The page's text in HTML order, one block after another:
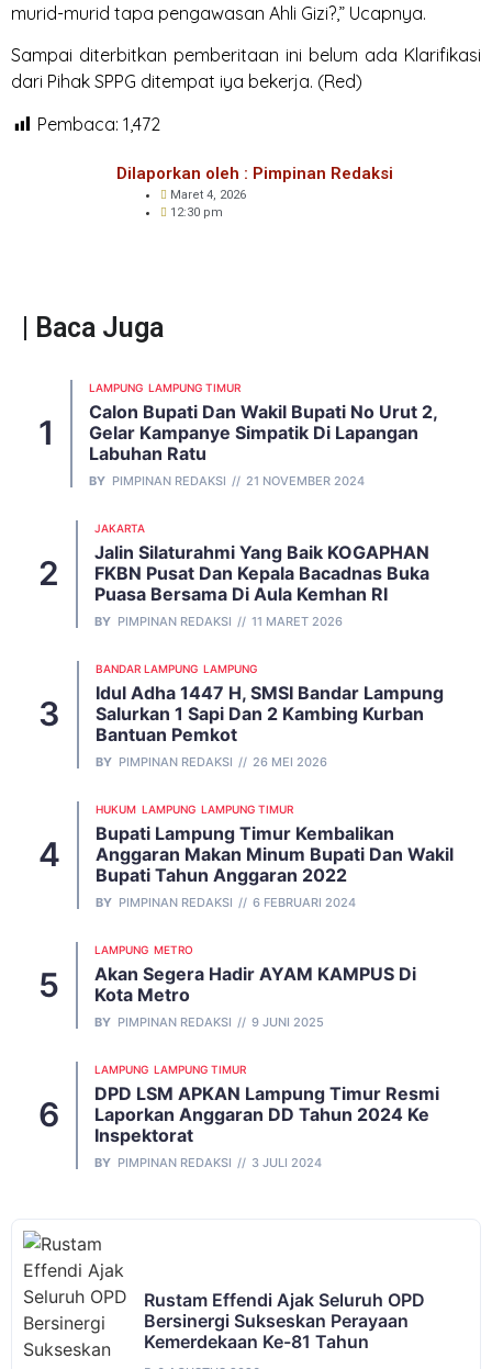
murid-murid tapa pengawasan Ahli Gizi?,” Ucapnya.
Sampai diterbitkan pemberitaan ini belum ada Klarifikasi
dari Pihak SPPG ditempat iya bekerja. (Red)
Pembaca: 1,472
Dilaporkan oleh : Pimpinan Redaksi
Maret 4, 2026
12:30 pm
| Baca Juga
LAMPUNG LAMPUNG TIMUR
Calon Bupati Dan Wakil Bupati No Urut 2,
Gelar Kampanye Simpatik Di Lapangan
Labuhan Ratu
BY PIMPINAN REDAKSI 21 NOVEMBER 2024
JAKARTA
Jalin Silaturahmi Yang Baik KOGAPHAN
FKBN Pusat Dan Kepala Bacadnas Buka
Puasa Bersama Di Aula Kemhan RI
BY PIMPINAN REDAKSI 11 MARET 2026
BANDAR LAMPUNG LAMPUNG
Idul Adha 1447 H, SMSI Bandar Lampung
Salurkan 1 Sapi Dan 2 Kambing Kurban
Bantuan Pemkot
BY PIMPINAN REDAKSI 26 MEI 2026
HUKUM LAMPUNG LAMPUNG TIMUR
Bupati Lampung Timur Kembalikan
Anggaran Makan Minum Bupati Dan Wakil
Bupati Tahun Anggaran 2022
BY PIMPINAN REDAKSI 6 FEBRUARI 2024
LAMPUNG METRO
Akan Segera Hadir AYAM KAMPUS Di
Kota Metro
BY PIMPINAN REDAKSI 9 JUNI 2025
LAMPUNG LAMPUNG TIMUR
DPD LSM APKAN Lampung Timur Resmi
Laporkan Anggaran DD Tahun 2024 Ke
Inspektorat
BY PIMPINAN REDAKSI 3 JULI 2024
Rustam Effendi Ajak Seluruh OPD
Bersinergi Sukseskan Perayaan
Kemerdekaan Ke-81 Tahun